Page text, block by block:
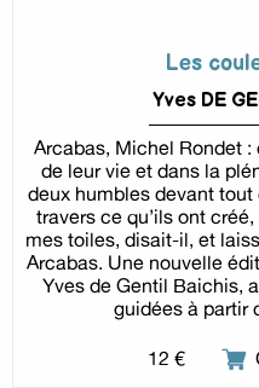
Les
Yves DE
Arcabas, Michel Rondet
de leur vie et dans la
deux humbles devant
travers ce qu’ils ont
mes toiles, disait-il, et
Arcabas. Une nouvelle
Yves de Gentil Baichis,
guidées à partir
12 €